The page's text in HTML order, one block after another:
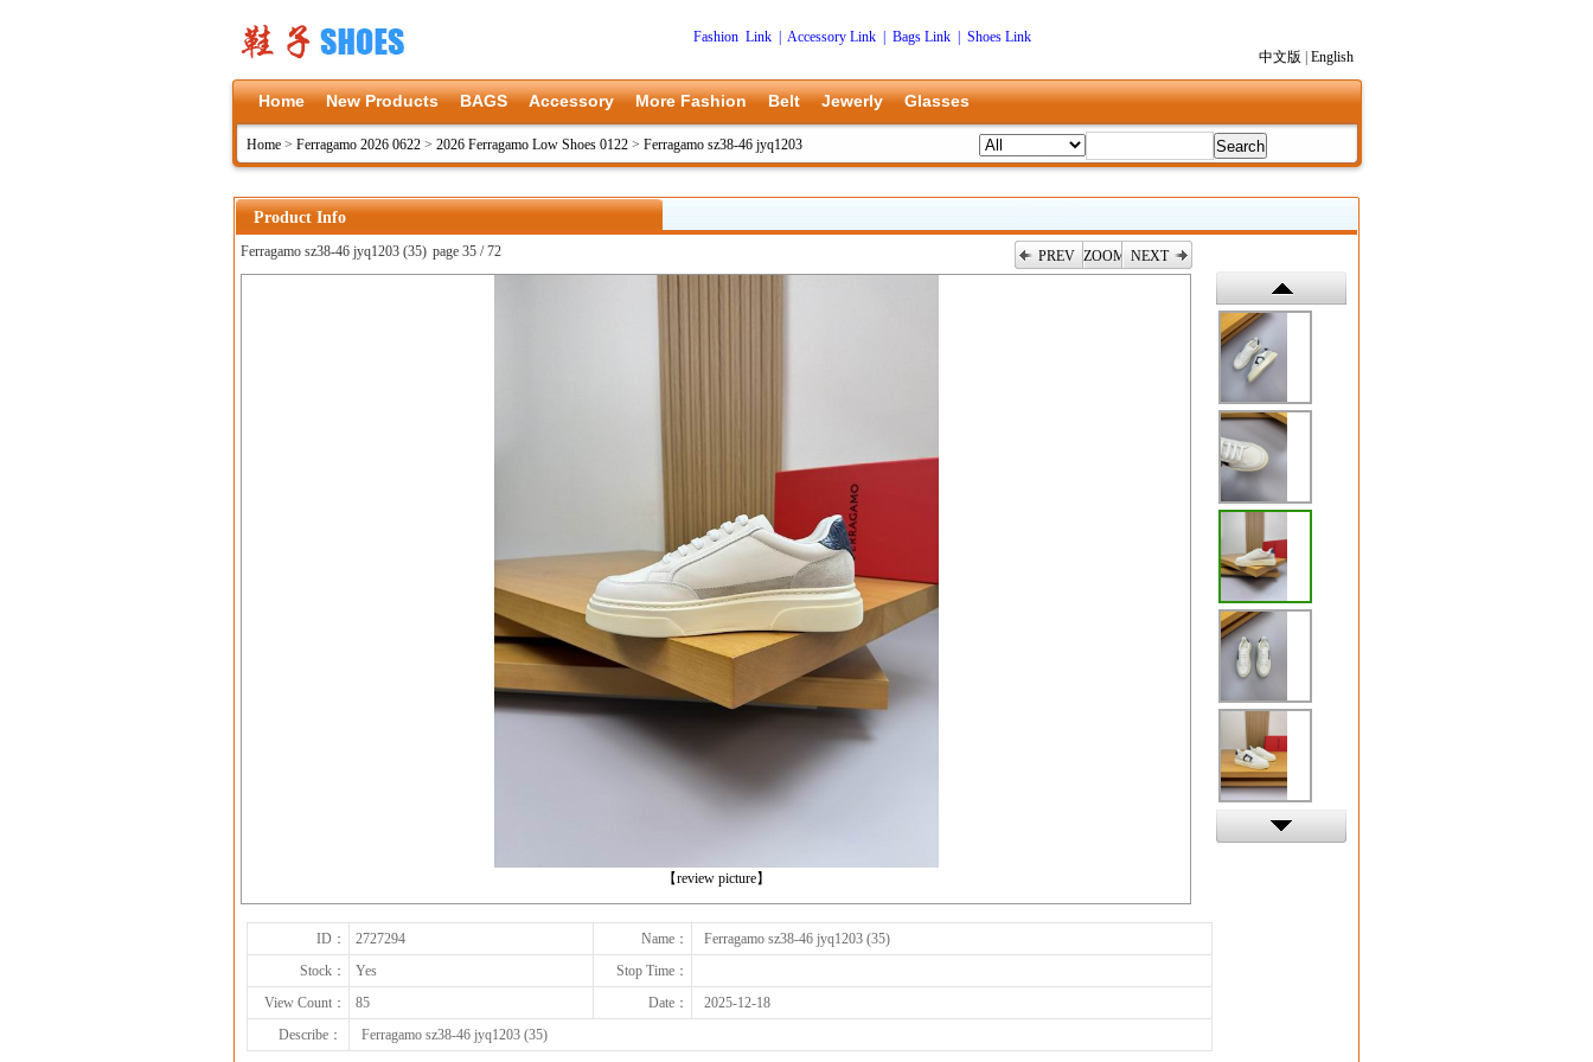
Fashion Link Accessory Link| Bags Link| Shoes Link
中文版
English
Home New Products BAGS Accessory More Fashion Belt Jewerly Glasses
Home > Ferragamo 2026 0622 > 2026 Ferragamo Low Shoes 0122 > Ferragamo sz38-46 jyq1203
Product Info
Ferragamo sz38-46 jyq1203 (35) page 35 / 72 PREV ZOOM NEXT
【review picture】
ID： 2727294 Name：
Ferragamo sz38-46 jyq1203 (35)
Stock：
Yes
Stop Time：
View Count：
85 Date：
2025-12-18
Describe：
Ferragamo sz38-46 jyq1203 (35)